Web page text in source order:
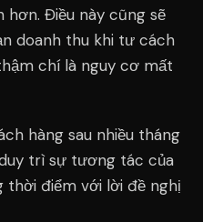
Điều này cũng sẽ
doanh thu khi tư cách
chí là nguy cơ mất
hàng sau nhiều tháng
trì sự tương tác của
thời điểm với lời đề nghị